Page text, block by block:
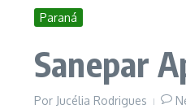
Paraná
Sanepar
Por Jucélia Rodrigues